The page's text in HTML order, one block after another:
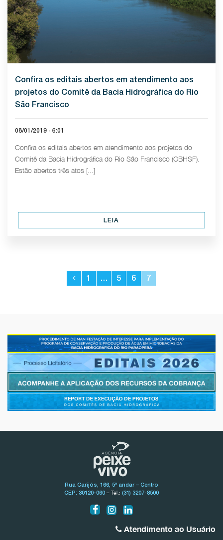
Confira os editais abertos em atendimento aos
projetos do Comitê da Bacia Hidrográfica do Rio
São Francisco
08/01/2019 - 6:01
Confira os editais abertos em atendimento aos projetos do
Comitê da Bacia Hidrográfica do Rio São Francisco (CBHSF).
Estão abertos três atos [...]
LEIA
1 … 5 6 7
Rua Carijós, 166, 5º andar – Centro
CEP: 30120-060 – Tel.: (31) 3207-8500
Atendimento ao Usuário